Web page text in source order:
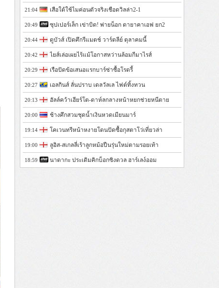
21:04 เสือใต้ใช้ไมค่อนตัวจริงเชือดวิลล่า2-1
20:49 ซุปเปอร์เล็ก เข่าบิด! พ่ายน็อก ดายาคาเอฟ ยก2
20:44 ดูบัวส์ เปิดศึกรีแมตช์ วาร์ดลีย์ ตุลาคมนี้
20:42 ไยส์เล่อเผยไร้แม้โอกาสหว่านล้อมกีมาไรส์
20:29 เรือปัดข้อเสนอแรกบาร์ซ่าซื้อโรดรี้
20:27 เอลกินส์ ลั่นปราบ เดลวัลเล ไฟต์ทิ้งทวน
20:13 ฮัลล์คว้าเฮียร์โต-ดาห์ลกลางหน้าหยกช่วยหนีตาย
20:00 ช้างศึกสวมชุดน้ำเงินหวดเมียนมาร์
19:14 โคเวนทรีหน้าหงายโดนปัดซื้อกุสตาโว่เที่ยวล่า
19:00 ลูอิส-สเกลลี่เร้าลูกหม้อปืนรุ่นใหม่ตามรอยเท้า
18:59 นาดากะ ประเดิมคิกบ็อกซิงดวล ฮาร์เลง์ออม